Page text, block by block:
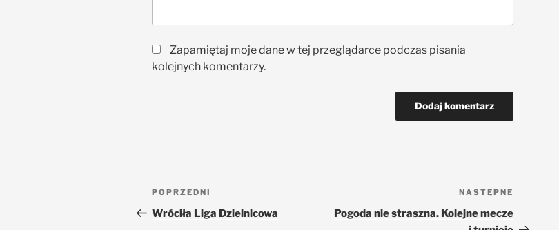
Zapamiętaj moje dane w tej przeglądarce podczas pisania
kolejnych komentarzy.
POPRZEDNI
Wróciła Liga Dzielnicowa
NASTĘPNE
Pogoda nie straszna. Kolejne mecze